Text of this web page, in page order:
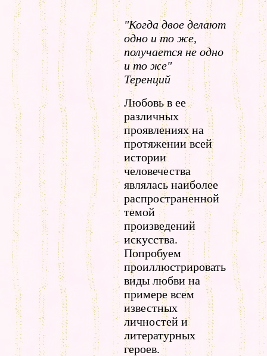
"Когда двое делают
одно и то же,
получается не одно
и то же"
Теренций
Любовь в ее
различных
проявлениях на
протяжении всей
истории
человечества
являлась наиболее
распространенной
темой
произведений
искусства.
Попробуем
проиллюстрировать
виды любви на
примере всем
известных
личностей и
литературных
героев.